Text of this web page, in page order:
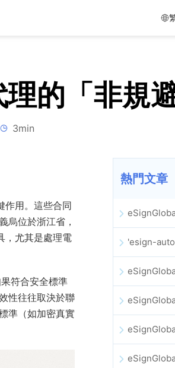
的「非規
3min
作用。這些合同
位於浙江省，
，尤其是處理電
符合安全標準
性往往取決於聯
準（如加密真實
熱門文章